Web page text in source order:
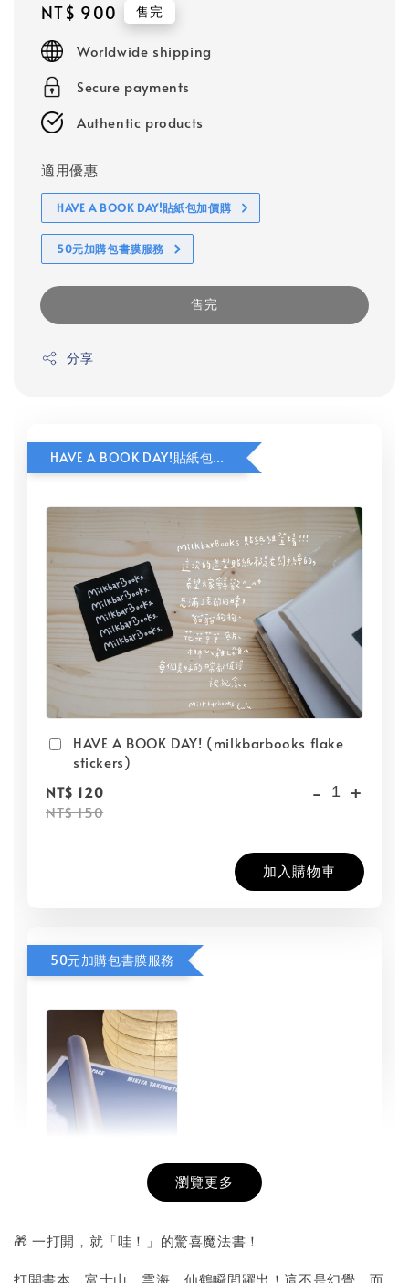
Regular
price
NT$ 900 售完
Worldwide shipping
Secure payments
Authentic products
適用優惠
HAVE A BOOK DAY!貼紙包加價購
50元加購包書膜服務
售完
分享
HAVE A BOOK DAY!貼紙包加價購
HAVE A BOOK DAY! (milkbarbooks flake
stickers)
NT$ 120
NT$ 150
- +
加入購物車
50元加購包書膜服務
NT$ 50
- +
瀏覽更多
🎁 一打開，就「哇！」的驚喜魔法書！
打開書本，富士山、雲海、仙鶴瞬間躍出！這不是幻覺，而